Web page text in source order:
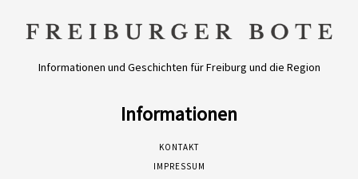
Informationen und Geschichten für Freiburg und die Region
Informationen
KONTAKT
IMPRESSUM